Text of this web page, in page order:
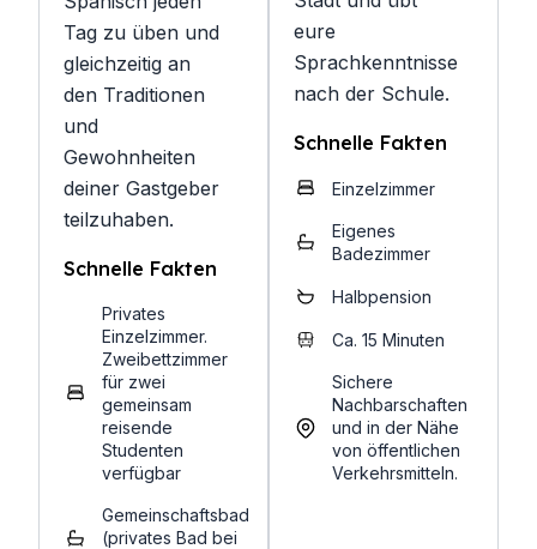
Tag zu üben und
gleichzeitig an
den Traditionen
und
Gewohnheiten
deiner Gastgeber
teilzuhaben.
Schnelle Fakten
Privates
Einzelzimmer.
Zweibettzimmer
für zwei
gemeinsam
reisende
Studenten
verfügbar
Gemeinschaftsbad
(privates Bad bei
eure
Sprachkenntnisse
nach der Schule.
Schnelle Fakten
Einzelzimmer
Eigenes
Badezimmer
Halbpension
Ca. 15 Minuten
Sichere
Nachbarschaften
und in der Nähe
von öffentlichen
Verkehrsmitteln.